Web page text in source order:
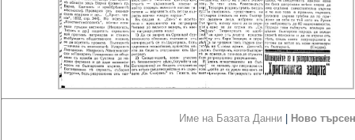
Име на Базата Данни Ново